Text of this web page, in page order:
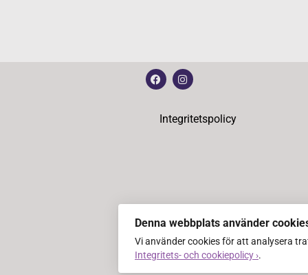
Integritetspolicy
Denna webbplats använder
Vi använder cookies för att analysera
Integritets- och cookiepolicy ›.